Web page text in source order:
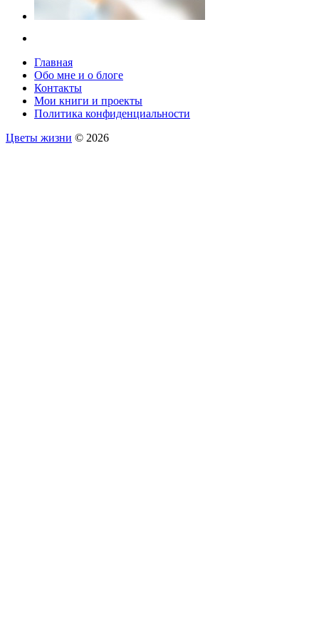
Главная
Обо мне и о блоге
Контакты
Мои книги и проекты
Политика конфиденциальности
Цветы жизни © 2026